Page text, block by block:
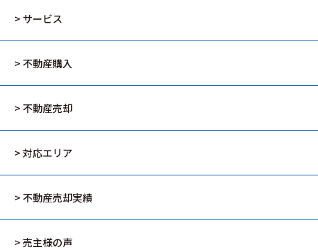
> サービス
> 不動産購入
> 不動産売却
> 対応エリア
> 不動産売却実績
> 売主様の声